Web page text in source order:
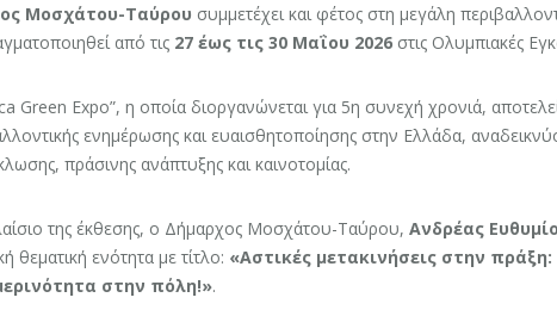
Μοσχάτου-Ταύρου συμμετέχει και φέτος στη μεγάλη
από τις 27 έως τις 30 Μαΐου 2026στις Ολυμπιακές
Green Expo”, η οποία διοργανώνεται για 5η συνεχή χρονιά,
ενημέρωσης και ευαισθητοποίησης στην Ελλάδα,
πράσινης ανάπτυξης και καινοτομίας.
της έκθεσης, ο Δήμαρχος Μοσχάτου-Ταύρου, Ανδρέας
θεματική ενότητα με τίτλο: «Αστικές μετακινήσεις στην
στην πόλη!».